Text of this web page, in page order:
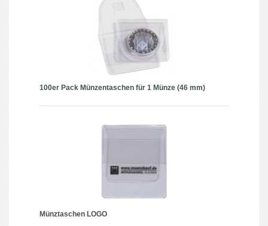
100er Pack Münzentaschen für 1 Münze (46 mm)
Münztaschen LOGO